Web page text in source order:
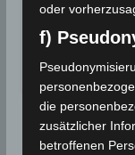
In Bizerté
45,4°C
oder
f)
die
zusätzlicher
betroffenen